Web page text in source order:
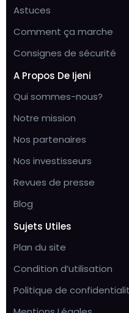
Astuces
Comment ça marche
Consignes de sécurité
A Propos De Ijeni
Qui sommes-nous?
Notre mission
Nos partenaires
Nos investisseurs
Revues de presse
Blog
Sujets Utiles
Plan du site
Condition d’utilisation
Politique de